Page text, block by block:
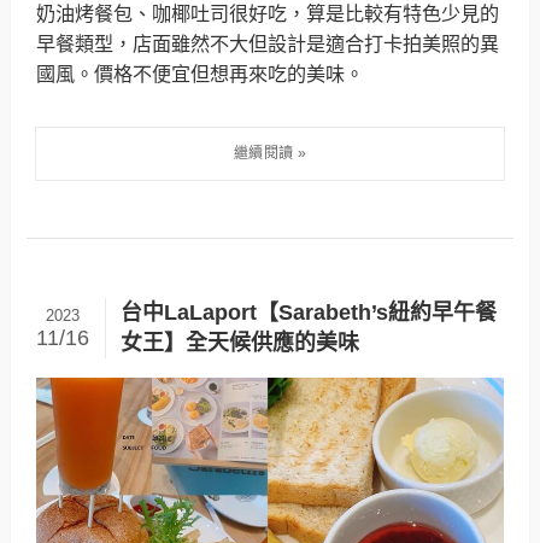
奶油烤餐包、咖椰吐司很好吃，算是比較有特色少見的
早餐類型，店面雖然不大但設計是適合打卡拍美照的異
國風。價格不便宜但想再來吃的美味。
台中LaLaport【Sarabeth’s紐約早午餐
女王】全天候供應的美味
2023
11/16